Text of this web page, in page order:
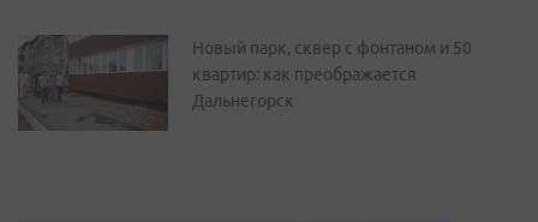
Новый парк, сквер с фонтаном и 50
квартир: как преображается
Дальнегорск